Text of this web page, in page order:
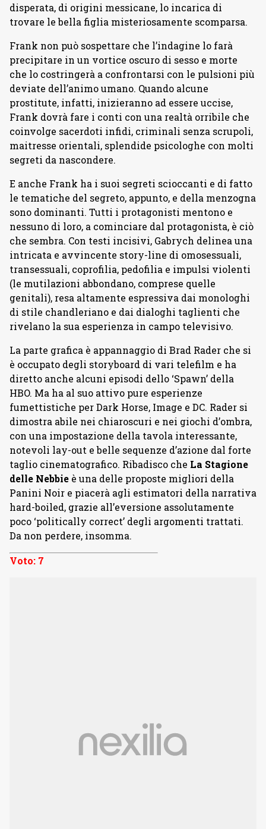
disperata, di origini messicane, lo incarica di
trovare le bella figlia misteriosamente scomparsa.
Frank non può sospettare che l’indagine lo farà
precipitare in un vortice oscuro di sesso e morte
che lo costringerà a confrontarsi con le pulsioni più
deviate dell’animo umano. Quando alcune
prostitute, infatti, inizieranno ad essere uccise,
Frank dovrà fare i conti con una realtà orribile che
coinvolge sacerdoti infidi, criminali senza scrupoli,
maitresse orientali, splendide psicologhe con molti
segreti da nascondere.
E anche Frank ha i suoi segreti scioccanti e di fatto
le tematiche del segreto, appunto, e della menzogna
sono dominanti. Tutti i protagonisti mentono e
nessuno di loro, a cominciare dal protagonista, è ciò
che sembra. Con testi incisivi, Gabrych delinea una
intricata e avvincente story-line di omosessuali,
transessuali, coprofilia, pedofilia e impulsi violenti
(le mutilazioni abbondano, comprese quelle
genitali), resa altamente espressiva dai monologhi
di stile chandleriano e dai dialoghi taglienti che
rivelano la sua esperienza in campo televisivo.
La parte grafica è appannaggio di Brad Rader che si
è occupato degli storyboard di vari telefilm e ha
diretto anche alcuni episodi dello ‘Spawn’ della
HBO. Ma ha al suo attivo pure esperienze
fumettistiche per Dark Horse, Image e DC. Rader si
dimostra abile nei chiaroscuri e nei giochi d’ombra,
con una impostazione della tavola interessante,
notevoli lay-out e belle sequenze d’azione dal forte
taglio cinematografico. Ribadisco che La Stagione
delle Nebbie è una delle proposte migliori della
Panini Noir e piacerà agli estimatori della narrativa
hard-boiled, grazie all’eversione assolutamente
poco ‘politically correct’ degli argomenti trattati.
Da non perdere, insomma.
Voto: 7